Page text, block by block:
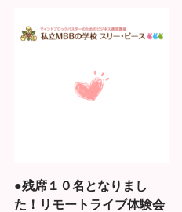
●残席１０名となりまし
た！リモートライブ体験会